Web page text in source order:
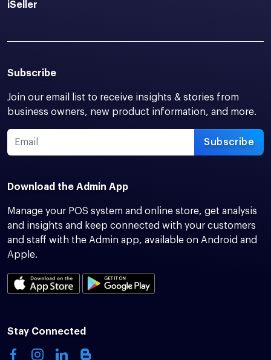
iSeller
Subscribe
Join our email list to receive insights & stories from
business owners, new product information, and more.
Subscribe
Download the Admin App
Manage your POS system and online store, get analysis
and insights and keep connected with your customers
and staff with the Admin app, available on Android and
Apple.
Stay Connected